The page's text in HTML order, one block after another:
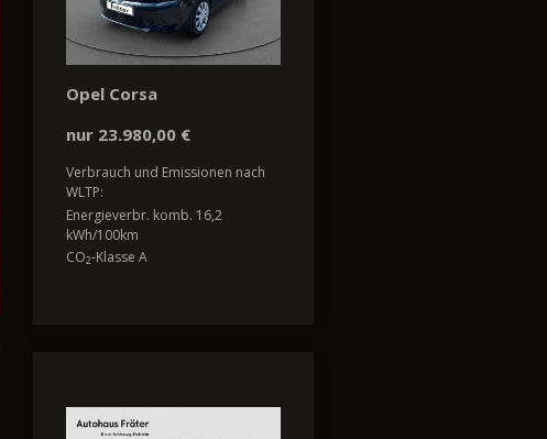
Opel Corsa
nur 23.980,00 €
Verbrauch und Emissionen nach
WLTP:
Energieverbr. komb. 16,2
kWh/100km
CO2-Klasse A